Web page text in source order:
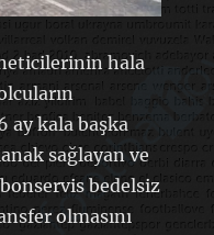
hala
ay kala başka
sağlayan ve
bedelsiz
olmasını